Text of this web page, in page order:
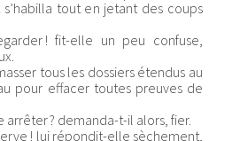
tout en jetant des coups
! fit-elle un peu confuse,
tous les dossiers étendus au
pour effacer toutes preuves de
? demanda-t-il alors, fier.
! lui répondit-elle sèchement,